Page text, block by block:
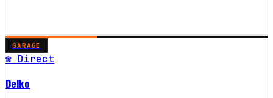
GARAGE
☎ Direct
Delko